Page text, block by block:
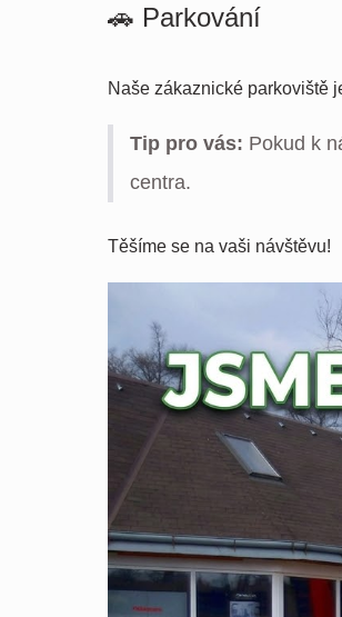
🚗 Parkování
Naše zákaznické parkoviště
Tip pro vás: Pokud k
centra.
Těšíme se na vaši návštěvu!